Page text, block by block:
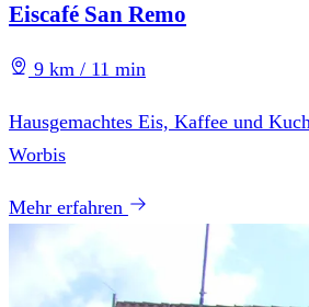
Eiscafé San Remo
9 km / 11 min
Hausgemachtes Eis, Kaffee und
Worbis
Mehr erfahren